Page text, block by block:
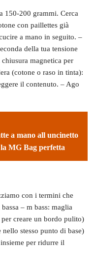
150-200 grammi. Cerca
con paillettes già
a mano in seguito. –
della tua tensione
magnetica per
(cotone o raso in tinta):
il contenuto. – Ago
a mano all uncinetto
MG Bag perfetta
con i termini che
– m bass: maglia
creare un bordo pulito)
stesso punto di base)
per ridurre il